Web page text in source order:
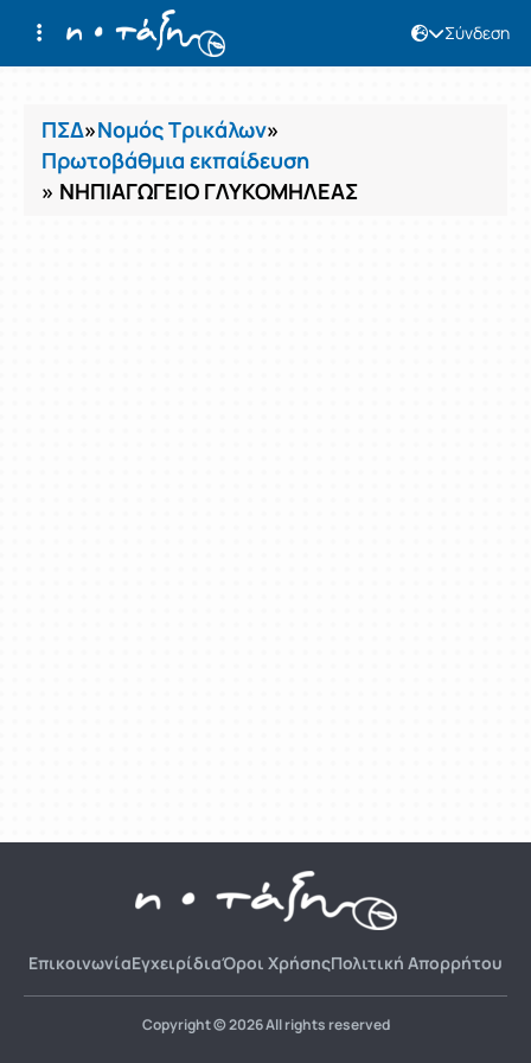
Σύνδεση
Μαθήματα
ΠΣΔ»Νομός Τρικάλων»
Πρωτοβάθμια εκπαίδευση
» ΝΗΠΙΑΓΩΓΕΙΟ ΓΛΥΚΟΜΗΛΕΑΣ
ΕπικοινωνίαΕγχειρίδιαΌροι ΧρήσηςΠολιτική Απορρήτου
Copyright © 2026 All rights reserved